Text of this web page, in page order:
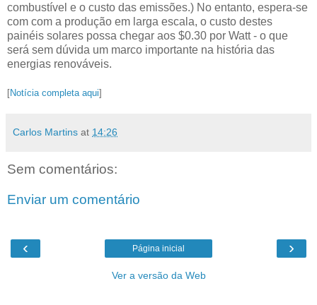
combustível e o custo das emissões.) No entanto, espera-se
com com a produção em larga escala, o custo destes
painéis solares possa chegar aos $0.30 por Watt - o que
será sem dúvida um marco importante na história das
energias renováveis.
[Notícia completa aqui]
Carlos Martins at 14:26
Sem comentários:
Enviar um comentário
‹ ›
Página inicial
Ver a versão da Web